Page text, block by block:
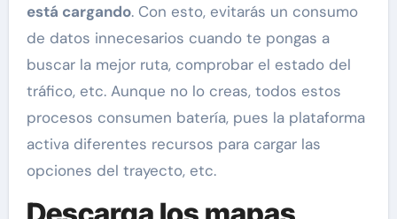
está cargando. Con esto, evitarás un consumo
de datos innecesarios cuando te pongas a
buscar la mejor ruta, comprobar el estado del
tráfico, etc. Aunque no lo creas, todos estos
procesos consumen batería, pues la plataforma
activa diferentes recursos para cargar las
opciones del trayecto, etc.